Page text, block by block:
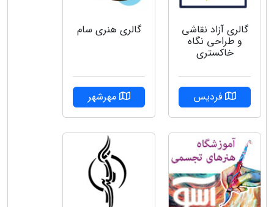
گالری آزاد نقاشی
و طراحی نگاه
خاکستری
فردیس
گالری هنری سام
مهرشهر